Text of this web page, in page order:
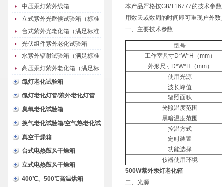
中压汞灯紫外线箱
立式紫外光耐候试验箱（标准
型）
台式紫外光老化箱（满足标准
GB/T16776）
光伏组件紫外老化试验箱
水紫外辐射试验箱（满足标准
JC485-1992）
高压汞灯紫外老化箱（满足标
准GB/T16777）
氙灯老化试验箱
氙灯老化灯管/紫外老化灯管
（耗材）
臭氧老化试验箱
换气老化试验箱/空气热老化试
验箱
真空干燥箱
台式电热鼓风干燥箱
立式电热鼓风干燥箱
400℃、500℃高温烘箱
本产品严格按GB/T16777的技术参
用数天或数周的时间即可重现户外
一、主要技术参数
型号
工作室尺寸D*W*H（mm）
外形尺寸D*W*H（mm）
使用光源
波长峰值
辐照面积
光照温度范围
黑暗温度范围
控温方式
定时装置
功能选择
仪器使用环境
500W紫外汞灯老化箱
二、光源